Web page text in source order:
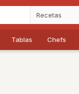
Tablas Chefs